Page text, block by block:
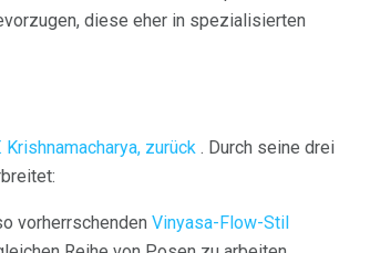
diese eher in spezialisierten
Krishnamacharya, zurück . Durch seine drei
vorherrschenden Vinyasa-Flow-Stil